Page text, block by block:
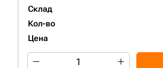
Склад
Кол-во
Цена